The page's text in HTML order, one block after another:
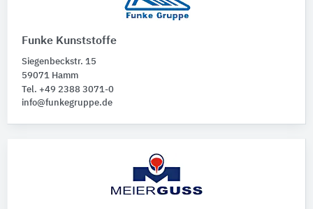
Funke Kunststoffe
Siegenbeckstr. 15
59071 Hamm
Tel. +49 2388 3071-0
info@funkegruppe.de